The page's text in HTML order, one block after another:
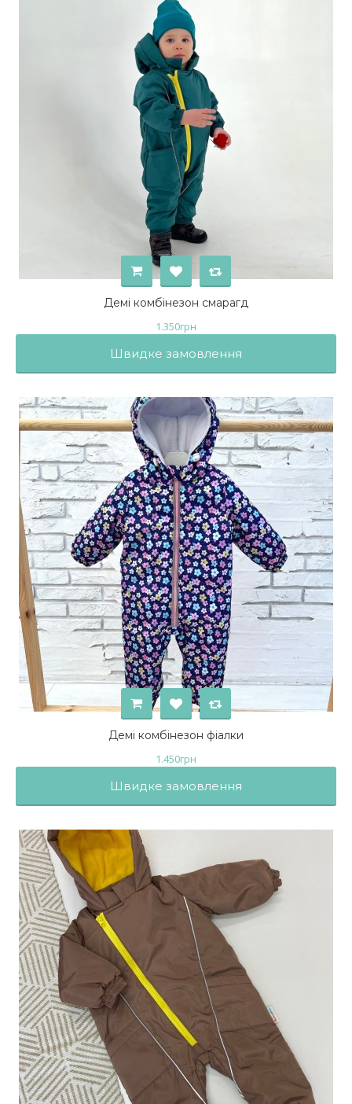
Демі комбінезон смарагд
1.350грн
Швидке замовлення
Демі комбінезон фіалки
1.450грн
Швидке замовлення